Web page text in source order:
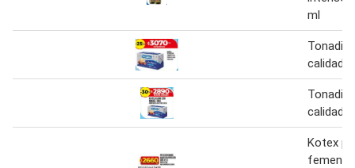
ml
calidad
calidad
Kotex